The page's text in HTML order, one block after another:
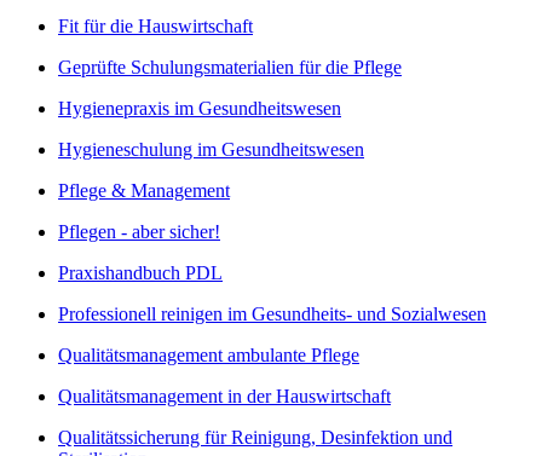
Fit für die Hauswirtschaft
Geprüfte Schulungsmaterialien für die Pflege
Hygienepraxis im Gesundheitswesen
Hygieneschulung im Gesundheitswesen
Pflege & Management
Pflegen - aber sicher!
Praxishandbuch PDL
Professionell reinigen im Gesundheits- und Sozialwesen
Qualitätsmanagement ambulante Pflege
Qualitätsmanagement in der Hauswirtschaft
Qualitätssicherung für Reinigung, Desinfektion und